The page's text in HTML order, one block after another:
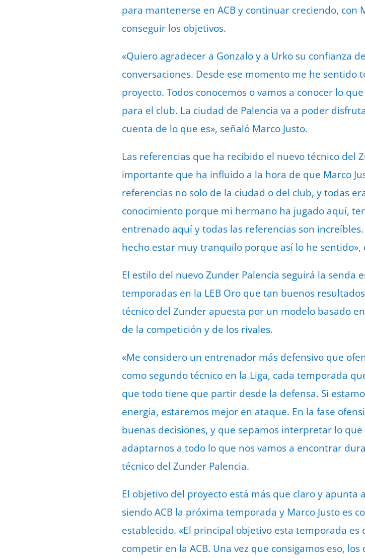
para mantenerse en ACB y continuar creciendo, con
conseguir los objetivos.
«Quiero agradecer a Gonzalo y a Urko su confianza
conversaciones. Desde ese momento me he
proyecto. Todos conocemos o vamos a conocer lo
para el club. La ciudad de Palencia va a poder
cuenta de lo que es», señaló Marco Justo.
Las referencias que ha recibido el nuevo técnico del
importante que ha influido a la hora de que Marco
referencias no solo de la ciudad o del club, y todas
conocimiento porque mi hermano ha jugado aquí,
entrenado aquí y todas las referencias son
hecho estar muy tranquilo porque así lo he sentido»,
El estilo del nuevo Zunder Palencia seguirá la senda
temporadas en la LEB Oro que tan buenos
técnico del Zunder apuesta por un modelo basado
de la competición y de los rivales.
«Me considero un entrenador más defensivo que
como segundo técnico en la Liga, cada temporada
que todo tiene que partir desde la defensa. Si
energía, estaremos mejor en ataque. En la fase
buenas decisiones, y que sepamos interpretar lo
adaptarnos a todo lo que nos vamos a encontrar
técnico del Zunder Palencia.
El objetivo del proyecto está más que claro y
siendo ACB la próxima temporada y Marco Justo es
establecido. «El principal objetivo esta temporada
competir en la ACB. Una vez que consigamos eso,